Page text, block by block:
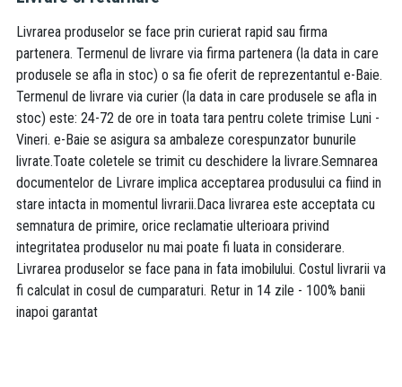
Livrarea produselor se face prin curierat rapid sau firma
partenera. Termenul de livrare via firma partenera (la data in care
produsele se afla in stoc) o sa fie oferit de reprezentantul e-Baie.
Termenul de livrare via curier (la data in care produsele se afla in
stoc) este: 24-72 de ore in toata tara pentru colete trimise Luni -
Vineri. e-Baie se asigura sa ambaleze corespunzator bunurile
livrate.Toate coletele se trimit cu deschidere la livrare.Semnarea
documentelor de Livrare implica acceptarea produsului ca fiind in
stare intacta in momentul livrarii.Daca livrarea este acceptata cu
semnatura de primire, orice reclamatie ulterioara privind
integritatea produselor nu mai poate fi luata in considerare.
Livrarea produselor se face pana in fata imobilului. Costul livrarii va
fi calculat in cosul de cumparaturi. Retur in 14 zile - 100% banii
inapoi garantat